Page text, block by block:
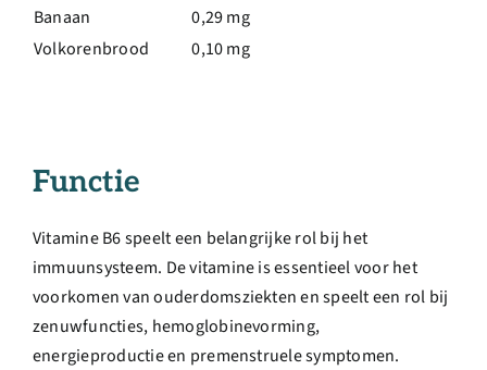
Banaan
0,29 mg
Volkorenbrood
0,10 mg
Functie
Vitamine B6 speelt een belangrijke rol bij het
immuunsysteem. De vitamine is essentieel voor het
voorkomen van ouderdomsziekten en speelt een rol bij
zenuwfuncties, hemoglobinevorming,
energieproductie en premenstruele symptomen.